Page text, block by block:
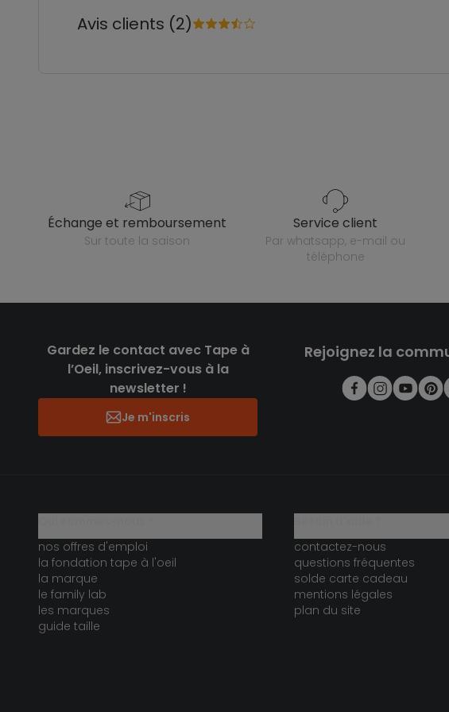
Avis clients (2)
échange et remboursement
sur toute la saison
service client
par whatsapp, e-mail ou
téléphone
Gardez le contact avec Tape à
l’Oeil, inscrivez-vous à la
newsletter !
Je m'inscris
Rejoignez la
nos offres d'emploi
la fondation tape à l'oeil
la marque
le family lab
les marques
guide taille
contactez-nous
questions fréquentes
solde carte cadeau
mentions légales
plan du site